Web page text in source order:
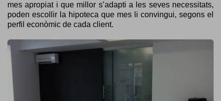
mes apropiat i que millor s’adapti a les seves necessitats,
poden escollir la hipoteca que mes li convingui, segons el
perfil econòmic de cada client.